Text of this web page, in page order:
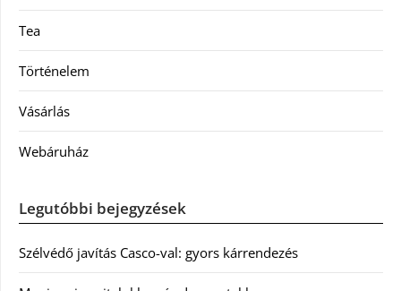
Tea
Történelem
Vásárlás
Webáruház
Legutóbbi bejegyzések
Szélvédő javítás Casco-val: gyors kárrendezés